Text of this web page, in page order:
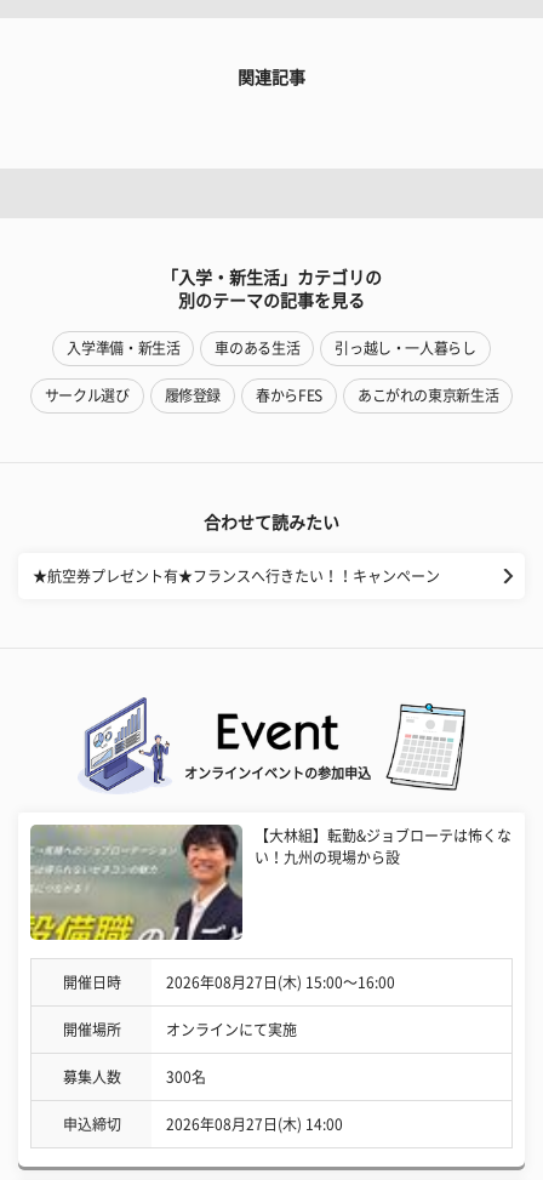
関連記事
「入学・新生活」カテゴリの
別のテーマの記事を見る
入学準備・新生活 車のある生活 引っ越し・一人暮らし
サークル選び 履修登録 春からFES あこがれの東京新生活
合わせて読みたい
★航空券プレゼント有★フランスへ行きたい！！キャンペーン
オンラインイベントの参加申込
【大林組】転勤&ジョブローテは怖くな
い！九州の現場から設
開催日時 2026年08月27日(木) 15:00〜16:00
開催場所 オンラインにて実施
募集人数 300名
申込締切 2026年08月27日(木) 14:00